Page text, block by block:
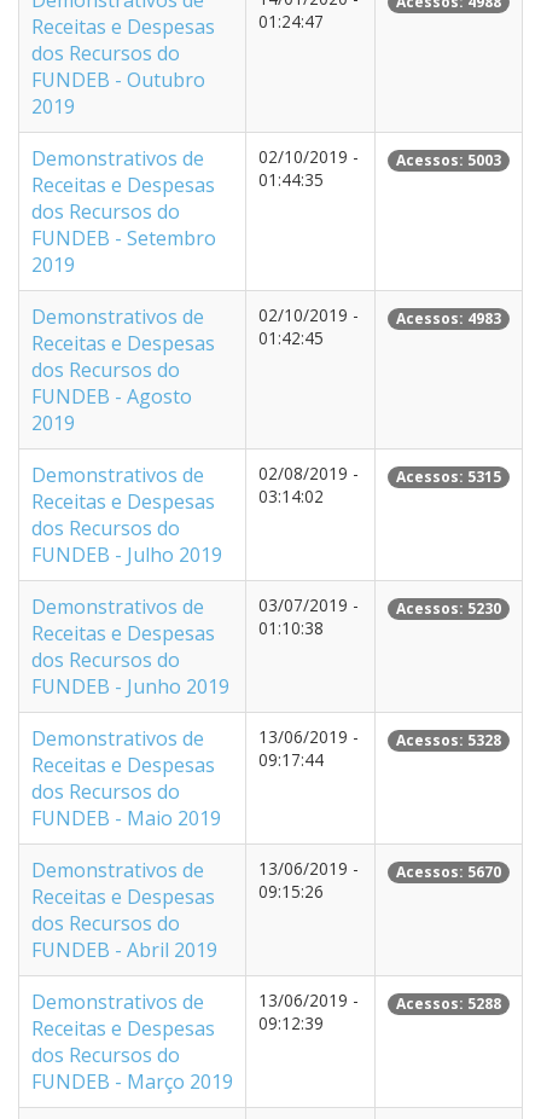
Receitas e Despesas
dos Recursos do
FUNDEB - Outubro
2019
01:24:47
Demonstrativos de
Receitas e Despesas
dos Recursos do
FUNDEB - Setembro
2019
02/10/2019 -
01:44:35
Acessos: 5003
Demonstrativos de
Receitas e Despesas
dos Recursos do
FUNDEB - Agosto
2019
02/10/2019 -
01:42:45
Acessos: 4983
Demonstrativos de
Receitas e Despesas
dos Recursos do
FUNDEB - Julho 2019
02/08/2019 -
03:14:02
Acessos: 5315
Demonstrativos de
Receitas e Despesas
dos Recursos do
FUNDEB - Junho 2019
03/07/2019 -
01:10:38
Acessos: 5230
Demonstrativos de
Receitas e Despesas
dos Recursos do
FUNDEB - Maio 2019
13/06/2019 -
09:17:44
Acessos: 5328
Demonstrativos de
Receitas e Despesas
dos Recursos do
FUNDEB - Abril 2019
13/06/2019 -
09:15:26
Acessos: 5670
Demonstrativos de
Receitas e Despesas
dos Recursos do
FUNDEB - Março 2019
13/06/2019 -
09:12:39
Acessos: 5288